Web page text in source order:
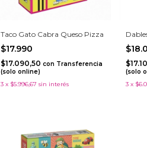
Taco Gato Cabra Queso Pizza
$17.990
$17.090,50 con Transferencia
(solo online)
3 x $5.996,67 sin interés
(solo
3 x